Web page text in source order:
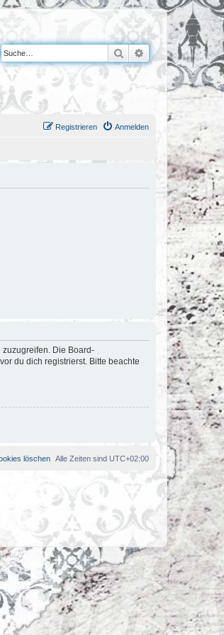
Suche Erweiterte Suche
Anmelden
Registrieren
Die Board-
du dich registrierst. Bitte beachte
Alle Zeiten sind UTC+02:00
löschen